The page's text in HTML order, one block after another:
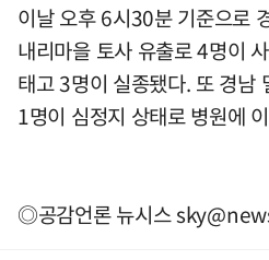
이날 오후 6시30분 기준으로
내리마을 토사 유출로 4명이
태고 3명이 실종됐다. 또 경남
1명이 심정지 상태로 병원에
◎공감언론 뉴시스